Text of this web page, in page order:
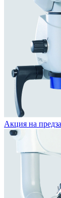
Акция на